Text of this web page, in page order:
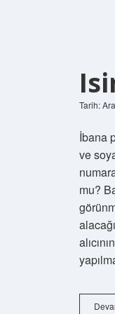
Tarih:
İbana
ve
mu?